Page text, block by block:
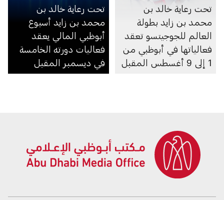
تحت رعاية خالد بن
محمد بن زايد بطولة
العالم للجوجيتسو تعقد
فعالياتها في أبوظبي من
1 إلى 9 أغسطس المقبل
تحت رعاية خالد بن
محمد بن زايد أسبوع
أبوظبي المالي يعقد
فعاليات دورته الخامسة
في ديسمبر المقبل